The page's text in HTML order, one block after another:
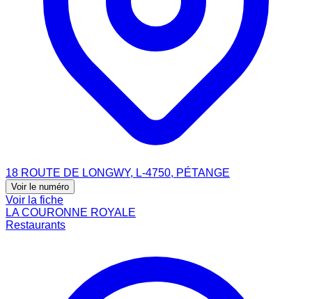
18 ROUTE DE LONGWY, L-4750, PÉTANGE
Voir le numéro
Voir la fiche
LA COURONNE ROYALE
Restaurants